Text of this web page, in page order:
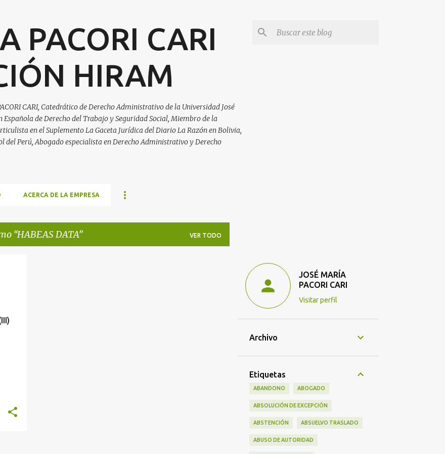
PACORI CARI
HIRAM
CARI, Catedrático de Derecho Administrativo de la Universidad José
de Derecho del Trabajo y Seguridad Social, Miembro de la
en el Suplemento La Gaceta Jurídica del Diario La Razón en Bolivia,
Perú, Abogado especialista en Derecho Administrativo y Derecho
ACERCA DE LA EMPRESA
HABEAS DATA VER TODO
JOSÉ MARÍA
PACORI CARI
Visitar perfil
Archivo
Etiquetas
ABANDONO ABOGADO
ABSOLUCIÓN DE EXCEPCIÓN
ABSTENCIÓN ABSUELVO TRASLADO
ABUSO DE AUTORIDAD